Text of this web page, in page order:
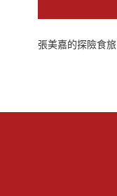
張美嘉的探險食旅